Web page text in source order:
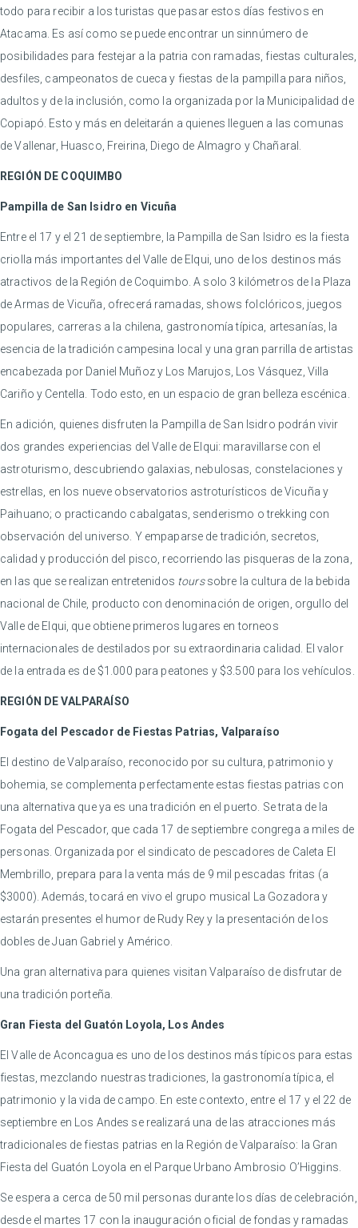
todo para recibir a los turistas que pasar estos días festivos en
Atacama. Es así como se puede encontrar un sinnúmero de
posibilidades para festejar a la patria con ramadas, fiestas culturales,
desfiles, campeonatos de cueca y fiestas de la pampilla para niños,
adultos y de la inclusión, como la organizada por la Municipalidad de
Copiapó. Esto y más en deleitarán a quienes lleguen a las comunas
de Vallenar, Huasco, Freirina, Diego de Almagro y Chañaral.
REGIÓN DE COQUIMBO
Pampilla de San Isidro en Vicuña
Entre el 17 y el 21 de septiembre, la Pampilla de San Isidro es la fiesta
criolla más importantes del Valle de Elqui, uno de los destinos más
atractivos de la Región de Coquimbo. A solo 3 kilómetros de la Plaza
de Armas de Vicuña, ofrecerá ramadas, shows folclóricos, juegos
populares, carreras a la chilena, gastronomía típica, artesanías, la
esencia de la tradición campesina local y una gran parrilla de artistas
encabezada por Daniel Muñoz y Los Marujos, Los Vásquez, Villa
Cariño y Centella. Todo esto, en un espacio de gran belleza escénica.
En adición, quienes disfruten la Pampilla de San Isidro podrán vivir
dos grandes experiencias del Valle de Elqui: maravillarse con el
astroturismo, descubriendo galaxias, nebulosas, constelaciones y
estrellas, en los nueve observatorios astroturísticos de Vicuña y
Paihuano; o practicando cabalgatas, senderismo o trekking con
observación del universo. Y empaparse de tradición, secretos,
calidad y producción del pisco, recorriendo las pisqueras de la zona,
en las que se realizan entretenidos tourssobre la cultura de la bebida
nacional de Chile, producto con denominación de origen, orgullo del
Valle de Elqui, que obtiene primeros lugares en torneos
internacionales de destilados por su extraordinaria calidad. El valor
de la entrada es de $1.000 para peatones y $3.500 para los vehículos.
REGIÓN DE VALPARAÍSO
Fogata del Pescador de Fiestas Patrias, Valparaíso
El destino de Valparaíso, reconocido por su cultura, patrimonio y
bohemia, se complementa perfectamente estas fiestas patrias con
una alternativa que ya es una tradición en el puerto. Se trata de la
Fogata del Pescador, que cada 17 de septiembre congrega a miles de
personas. Organizada por el sindicato de pescadores de Caleta El
Membrillo, prepara para la venta más de 9 mil pescadas fritas (a
$3000). Además, tocará en vivo el grupo musical La Gozadora y
estarán presentes el humor de Rudy Rey y la presentación de los
dobles de Juan Gabriel y Américo.
Una gran alternativa para quienes visitan Valparaíso de disfrutar de
una tradición porteña.
Gran Fiesta del Guatón Loyola, Los Andes
El Valle de Aconcagua es uno de los destinos más típicos para estas
fiestas, mezclando nuestras tradiciones, la gastronomía típica, el
patrimonio y la vida de campo. En este contexto, entre el 17 y el 22 de
septiembre en Los Andes se realizará una de las atracciones más
tradicionales de fiestas patrias en la Región de Valparaíso: la Gran
Fiesta del Guatón Loyola en el Parque Urbano Ambrosio O’Higgins.
Se espera a cerca de 50 mil personas durante los días de celebración,
desde el martes 17 con la inauguración oficial de fondas y ramadas